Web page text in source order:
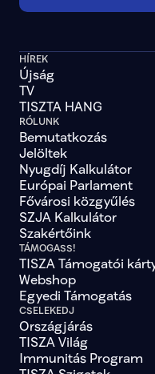
HÍREK
Újság
TV
TISZTA HANG
RÓLUNK
Bemutatkozás
Jelöltek
Nyugdíj Kalkulátor
Európai Parlament
Fővárosi közgyűlés
SZJA Kalkulátor
Szakértőink
TÁMOGASS!
TISZA Támogatói
Webshop
Egyedi Támogatás
CSELEKEDJ
Országjárás
TISZA Világ
Immunitás Program